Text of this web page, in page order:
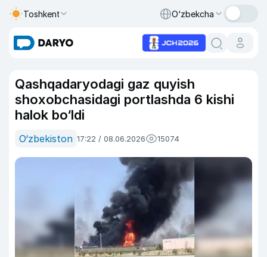
Toshkent O‘zbekcha
Qashqadaryodagi gaz quyish
shoxobchasidagi portlashda 6 kishi
halok bo‘ldi
O‘zbekiston 17:22 / 08.06.2026 15074